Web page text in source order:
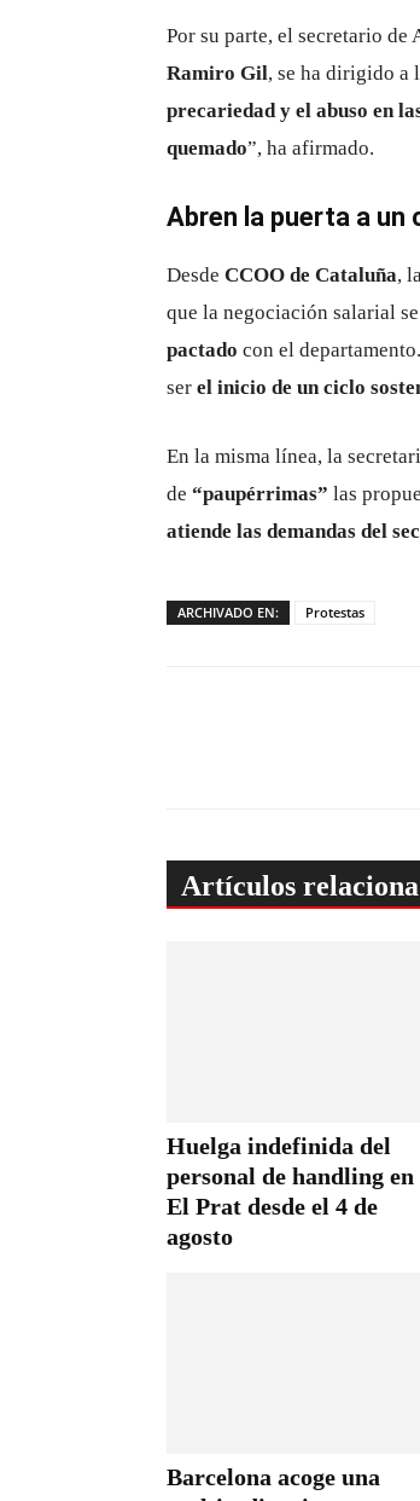
Por su parte, el secretario de
Ramiro Gil, se ha dirigido a
precariedad y el abuso en
quemado”, ha afirmado.
Abren la puerta a un
Desde CCOO de Cataluña,
que la negociación salarial se
pactado con el
ser el inicio de un ciclo
En la misma línea, la
de “paupérrimas” las
atiende las demandas del
ARCHIVADO EN: Protestas
Artículos
Huelga indefinida del
personal de handling en
El Prat desde el 4 de
agosto
Barcelona acoge una